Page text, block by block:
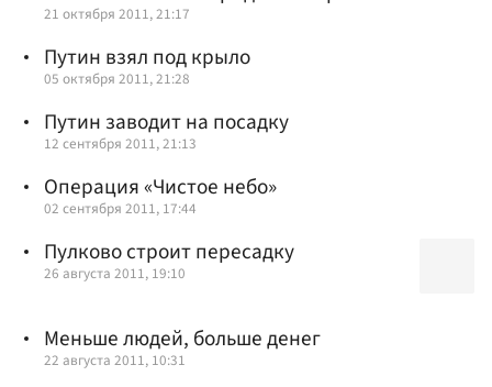
21 октября 2011, 21:17
Путин взял под крыло
05 октября 2011, 21:28
Путин заводит на посадку
12 сентября 2011, 21:13
Операция «Чистое небо»
02 сентября 2011, 17:44
Пулково строит пересадку
26 августа 2011, 19:10
Меньше людей, больше денег
22 августа 2011, 10:31